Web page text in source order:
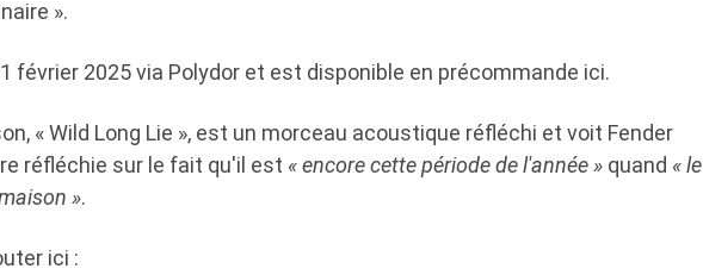
».
février 2025 via Polydor et est disponible en précommande ici.
« Wild Long Lie », est un morceau acoustique réfléchi et voit Fender
réfléchie sur le fait qu'il est « encore cette période de l'année » quand « le
».
ici :